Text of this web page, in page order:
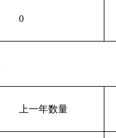
0
上一年数量